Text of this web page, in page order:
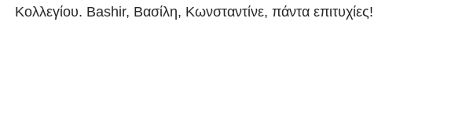
Κολλεγίου. Bashir, Βασίλη, Κωνσταντίνε, πάντα επιτυχίες!